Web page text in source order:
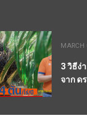
MARCH
3 วิธีง่
จาก ด